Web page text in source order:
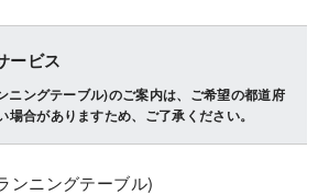
ービス
ニングテーブル)のご案内は、ご希望の都道府
場合がありますため、ご了承ください。
ンニングテーブル)